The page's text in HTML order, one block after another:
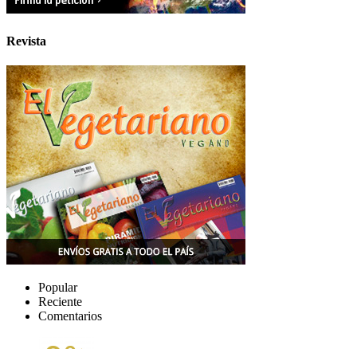
Revista
Popular
Reciente
Comentarios